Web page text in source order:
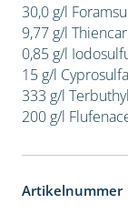
30,0 g/l
9,77 g/l
0,85 g/l
15 g/l
333 g/l
200 g/l
Artikelnummer